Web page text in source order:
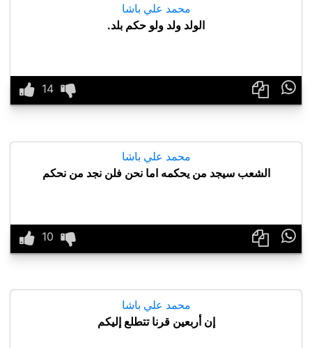
محمد علي باشا
الولد ولد ولو حكم بلد.

محمد علي باشا
الشعب سيجد من يحكمه اما نحن فلن نجد من نحكم

محمد علي باشا
إن أربعين قرنا تتطلع إليكم